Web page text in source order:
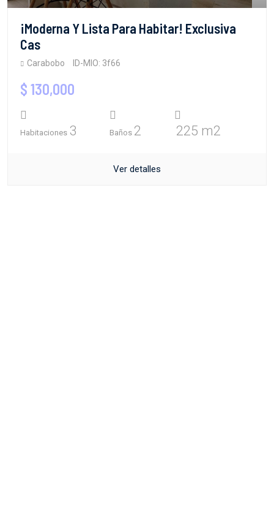
¡Moderna Y Lista Para Habitar! Exclusiva
Cas
Carabobo ID-MIO: 3f66
$ 130,000
Habitaciones 3 Baños 2 225 m2
Ver detalles